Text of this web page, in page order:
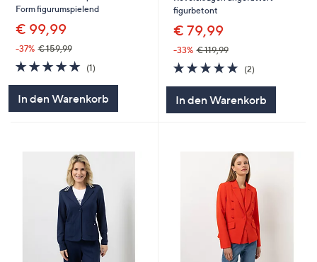
Form figurumspielend
€ 99,99
-37% € 159,99
5.0
von
(1)1
In den Warenkorb
figurbetont
€ 79,99
-33% € 119,99
5.0
von
(2)2
In den Warenkorb